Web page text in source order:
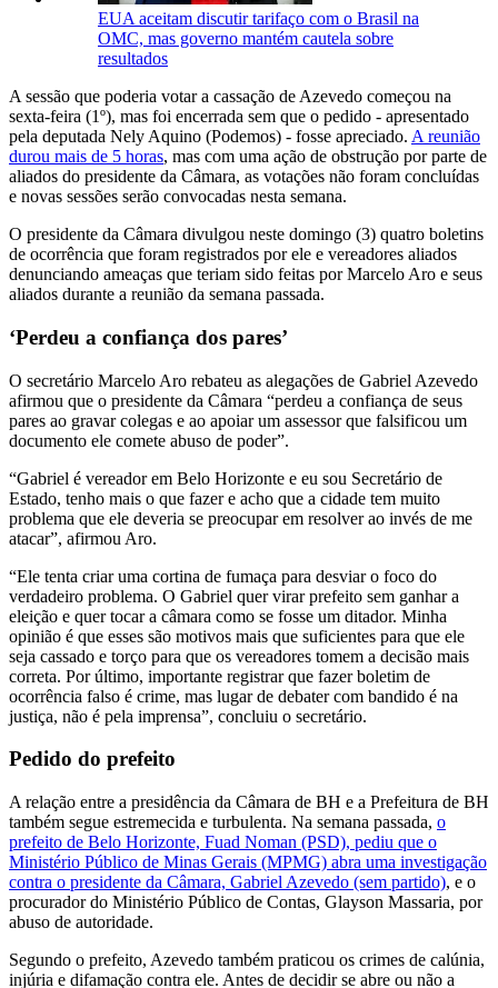
EUA aceitam discutir tarifaço com o Brasil na
OMC, mas governo mantém cautela sobre
resultados
A sessão que poderia votar a cassação de Azevedo começou na
sexta-feira (1º), mas foi encerrada sem que o pedido - apresentado
pela deputada Nely Aquino (Podemos) - fosse apreciado. A reunião
durou mais de 5 horas, mas com uma ação de obstrução por parte de
aliados do presidente da Câmara, as votações não foram concluídas
e novas sessões serão convocadas nesta semana.
O presidente da Câmara divulgou neste domingo (3) quatro boletins
de ocorrência que foram registrados por ele e vereadores aliados
denunciando ameaças que teriam sido feitas por Marcelo Aro e seus
aliados durante a reunião da semana passada.
‘Perdeu a confiança dos pares’
O secretário Marcelo Aro rebateu as alegações de Gabriel Azevedo
afirmou que o presidente da Câmara “perdeu a confiança de seus
pares ao gravar colegas e ao apoiar um assessor que falsificou um
documento ele comete abuso de poder”.
“Gabriel é vereador em Belo Horizonte e eu sou Secretário de
Estado, tenho mais o que fazer e acho que a cidade tem muito
problema que ele deveria se preocupar em resolver ao invés de me
atacar”, afirmou Aro.
“Ele tenta criar uma cortina de fumaça para desviar o foco do
verdadeiro problema. O Gabriel quer virar prefeito sem ganhar a
eleição e quer tocar a câmara como se fosse um ditador. Minha
opinião é que esses são motivos mais que suficientes para que ele
seja cassado e torço para que os vereadores tomem a decisão mais
correta. Por último, importante registrar que fazer boletim de
ocorrência falso é crime, mas lugar de debater com bandido é na
justiça, não é pela imprensa”, concluiu o secretário.
Pedido do prefeito
A relação entre a presidência da Câmara de BH e a Prefeitura de BH
também segue estremecida e turbulenta. Na semana passada, o
prefeito de Belo Horizonte, Fuad Noman (PSD), pediu que o
Ministério Público de Minas Gerais (MPMG) abra uma investigação
contra o presidente da Câmara, Gabriel Azevedo (sem partido), e o
procurador do Ministério Público de Contas, Glayson Massaria, por
abuso de autoridade.
Segundo o prefeito, Azevedo também praticou os crimes de calúnia,
injúria e difamação contra ele. Antes de decidir se abre ou não a